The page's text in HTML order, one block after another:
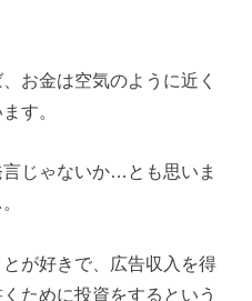
お金は空気のように近く
す。
じゃないか…とも思いま
が好きで、広告収入を得
ために投資をするという